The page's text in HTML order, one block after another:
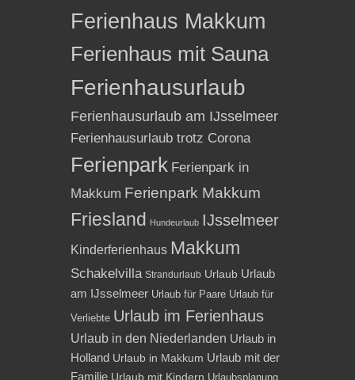
Ferienhaus Makkum
Ferienhaus mit Sauna
Ferienhausurlaub
Ferienhausurlaub am IJsselmeer
Ferienhausurlaub trotz Corona
Ferienpark Ferienpark in
Makkum Ferienpark Makkum
Friesland Hundeurlaub IJsselmeer
Kinderferienhaus Makkum
Schakelvilla Strandurlaub Urlaub Urlaub
am IJsselmeer Urlaub für Paare Urlaub für
Verliebte Urlaub im Ferienhaus
Urlaub in den Niederlanden Urlaub in
Holland Urlaub in Makkum Urlaub mit der
Familie Urlaub mit Kindern Urlaubsplanung